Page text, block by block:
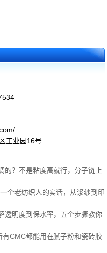
工业园16号
的？不是粘度高就行，分子链上
个老纺织人的实话，从浆纱到印
透明度到保水率，五个步骤教你
有CMC都能用在腻子粉和瓷砖胶